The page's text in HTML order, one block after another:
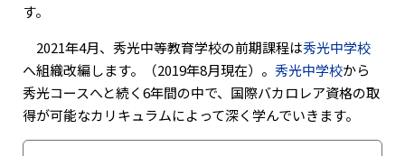
す。
2021年4月、秀光中等教育学校の前期課程は秀光中学校
へ組織改編します。（2019年8月現在）。秀光中学校から
秀光コースへと続く6年間の中で、国際バカロレア資格の取
得が可能なカリキュラムによって深く学んでいきます。